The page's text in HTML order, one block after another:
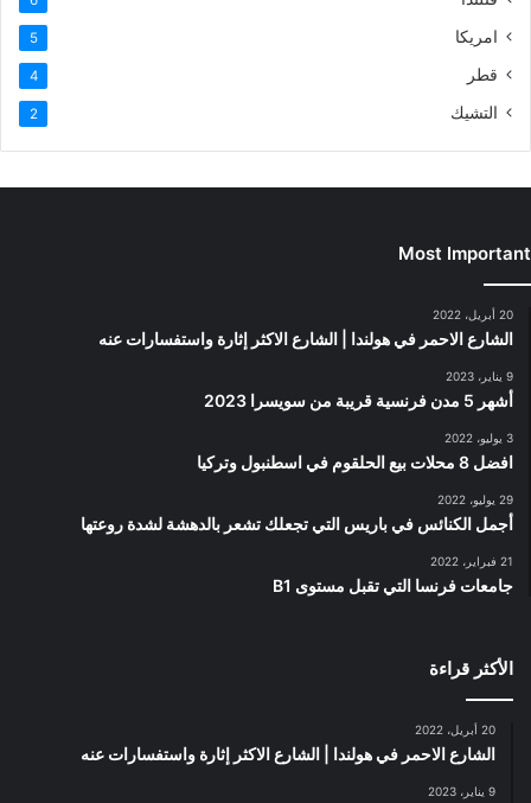
امريكا 5
قطر 4
التشيك 2
Most Important
20 أبريل، 2022
الشارع الاحمر في هولندا | الشارع الاكثر إثارة واستفسارات عنه
9 يناير، 2023
أشهر 5 مدن فرنسية قريبة من سويسرا 2023
3 يوليو، 2022
افضل 8 محلات بيع الحلقوم في اسطنبول وتركيا
29 يوليو، 2022
أجمل الكنائس في باريس التي تجعلك تشعر بالدهشة لشدة روعتها
21 فبراير، 2022
جامعات فرنسا التي تقبل مستوى B1
الأكثر قراءة
20 أبريل، 2022
الشارع الاحمر في هولندا | الشارع الاكثر إثارة واستفسارات عنه
9 يناير، 2023